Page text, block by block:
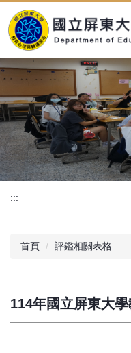
到
主
內
容
區
:::
首頁 評鑑相關表格
114年國立屏東大